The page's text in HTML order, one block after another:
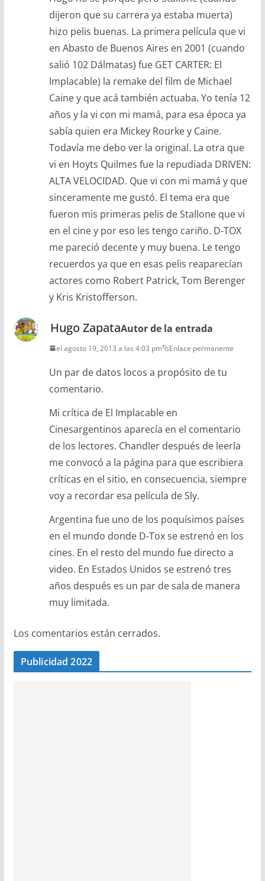
dijeron que su carrera ya estaba muerta)
hizo pelis buenas. La primera película que vi
en Abasto de Buenos Aires en 2001 (cuando
salió 102 Dálmatas) fue GET CARTER: El
Implacable) la remake del film de Michael
Caine y que acá también actuaba. Yo tenía 12
años y la vi con mi mamá, para esa época ya
sabía quien era Mickey Rourke y Caine.
Todavía me debo ver la original. La otra que
vi en Hoyts Quilmes fue la repudiada DRIVEN:
ALTA VELOCIDAD. Que vi con mi mamá y que
sinceramente me gustó. El tema era que
fueron mis primeras pelis de Stallone que vi
en el cine y por eso les tengo cariño. D-TOX
me pareció decente y muy buena. Le tengo
recuerdos ya que en esas pelis reaparecían
actores como Robert Patrick, Tom Berenger
y Kris Kristofferson.
Hugo ZapataAutor de la entrada
el agosto 19, 2013 a las 4:03 pm Enlace permanente
Un par de datos locos a propósito de tu
comentario.
Mi crítica de El Implacable en
Cinesargentinos aparecía en el comentario
de los lectores. Chandler después de leerla
me convocó a la página para que escribiera
críticas en el sitio, en consecuencia, siempre
voy a recordar esa película de Sly.
Argentina fue uno de los poquísimos países
en el mundo donde D-Tox se estrenó en los
cines. En el resto del mundo fue directo a
video. En Estados Unidos se estrenó tres
años después es un par de sala de manera
muy limitada.
Los comentarios están cerrados.
Publicidad 2022